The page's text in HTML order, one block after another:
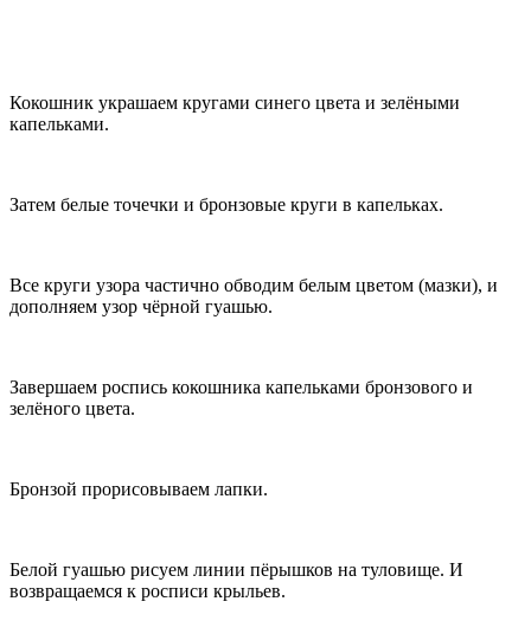
Кокошник украшаем кругами синего цвета и зелёными
капельками.
Затем белые точечки и бронзовые круги в капельках.
Все круги узора частично обводим белым цветом (мазки), и
дополняем узор чёрной гуашью.
Завершаем роспись кокошника капельками бронзового и
зелёного цвета.
Бронзой прорисовываем лапки.
Белой гуашью рисуем линии пёрышков на туловище. И
возвращаемся к росписи крыльев.